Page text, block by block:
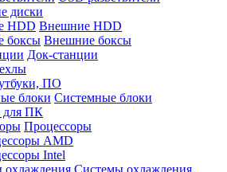
диски
Внешние HDD
Внешние боксы
Док-станции
ПО
Системные блоки
для ПК
Процессоры
AMD
Intel
Системы охлаждения